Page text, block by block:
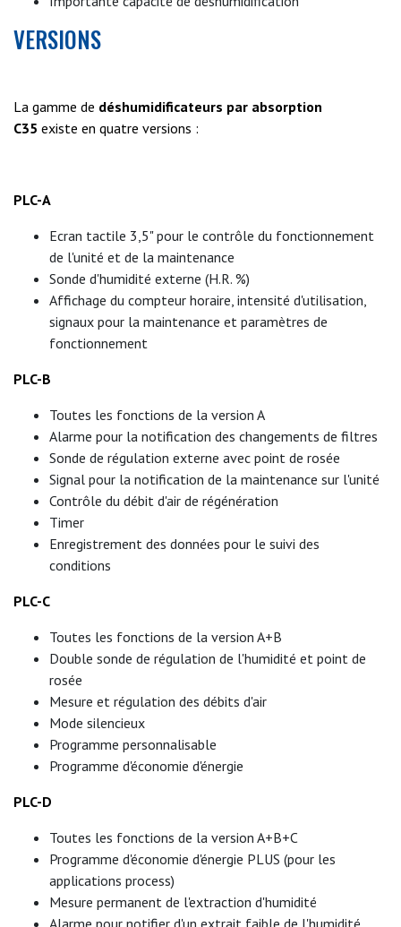
VERSIONS
La gamme de déshumidificateurs par absorption
C35 existe en quatre versions :
PLC-A
Ecran tactile 3,5" pour le contrôle du fonctionnement
de l'unité et de la maintenance
Sonde d'humidité externe (H.R. %)
Affichage du compteur horaire, intensité d'utilisation,
signaux pour la maintenance et paramètres de
fonctionnement
PLC-B
Toutes les fonctions de la version A
Alarme pour la notification des changements de filtres
Sonde de régulation externe avec point de rosée
Signal pour la notification de la maintenance sur l'unité
Contrôle du débit d'air de régénération
Timer
Enregistrement des données pour le suivi des
conditions
PLC-C
Toutes les fonctions de la version A+B
Double sonde de régulation de l'humidité et point de
rosée
Mesure et régulation des débits d'air
Mode silencieux
Programme personnalisable
Programme d'économie d'énergie
PLC-D
Toutes les fonctions de la version A+B+C
Programme d'économie d'énergie PLUS (pour les
applications process)
Mesure permanent de l'extraction d'humidité
Alarme pour notifier d'un extrait faible de l'humidité